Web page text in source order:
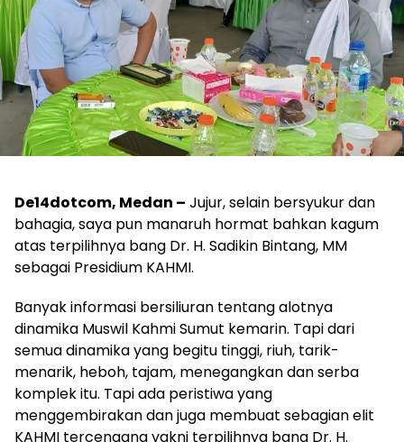
De14dotcom, Medan – Jujur, selain bersyukur dan
bahagia, saya pun manaruh hormat bahkan kagum
atas terpilihnya bang Dr. H. Sadikin Bintang, MM
sebagai Presidium KAHMI.
Banyak informasi bersiliuran tentang alotnya
dinamika Muswil Kahmi Sumut kemarin. Tapi dari
semua dinamika yang begitu tinggi, riuh, tarik-
menarik, heboh, tajam, menegangkan dan serba
komplek itu. Tapi ada peristiwa yang
menggembirakan dan juga membuat sebagian elit
KAHMI tercengang yakni terpilihnya bang Dr. H.